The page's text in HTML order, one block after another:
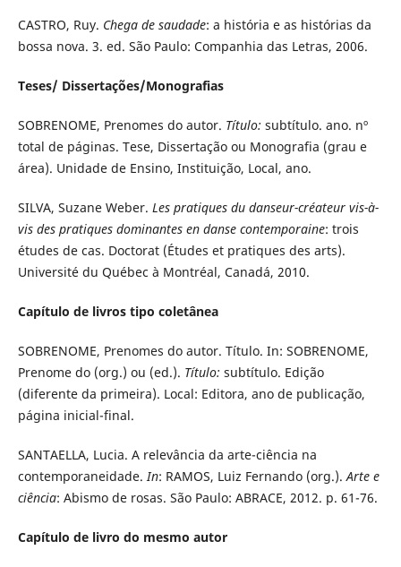
CASTRO, Ruy. Chega de saudade: a história e as histórias da
bossa nova. 3. ed. São Paulo: Companhia das Letras, 2006.
Teses/ Dissertações/Monografias
SOBRENOME, Prenomes do autor. Título: subtítulo. ano. nº
total de páginas. Tese, Dissertação ou Monografia (grau e
área). Unidade de Ensino, Instituição, Local, ano.
SILVA, Suzane Weber. Les pratiques du danseur-créateur vis-à-
vis des pratiques dominantes en danse contemporaine: trois
études de cas. Doctorat (Études et pratiques des arts).
Université du Québec à Montréal, Canadá, 2010.
Capítulo de livros tipo coletânea
SOBRENOME, Prenomes do autor. Título. In: SOBRENOME,
Prenome do (org.) ou (ed.). Título: subtítulo. Edição
(diferente da primeira). Local: Editora, ano de publicação,
página inicial-final.
SANTAELLA, Lucia. A relevância da arte-ciência na
contemporaneidade.In: RAMOS, Luiz Fernando (org.).Arte e
ciência: Abismo de rosas. São Paulo: ABRACE, 2012. p. 61-76.
Capítulo de livro do mesmo autor